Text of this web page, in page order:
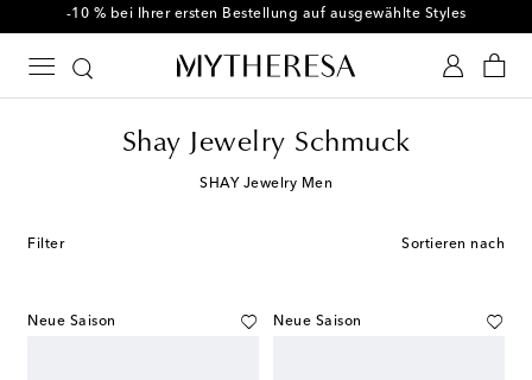
-10 % bei Ihrer ersten Bestellung auf ausgewählte Styles
Shay Jewelry Schmuck
SHAY Jewelry Men
Filter Sortieren nach
Neue Saison Neue Saison